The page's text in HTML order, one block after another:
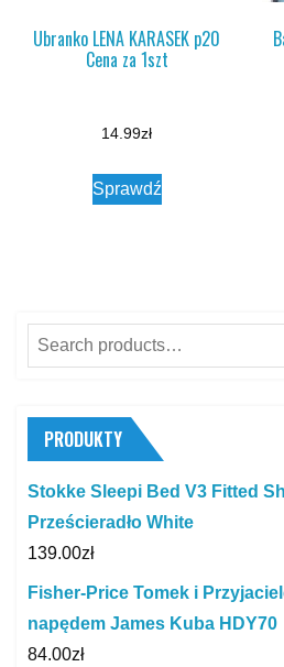
Ubranko LENA KARASEK p20
Cena za 1szt
14.99zł
Sprawdź
Search
for:
PRODUKTY
Stokke Sleepi Bed V3 Fitted
Prześcieradło White
139.00zł
Fisher-Price Tomek i
napędem James Kuba HDY70
84.00zł